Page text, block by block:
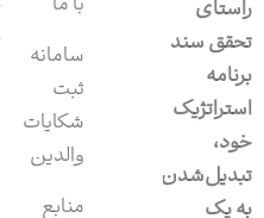
راستای
تحقق سند
برنامه
استراتژیک
خود،
تبدیل‌شدن
به یک
سامانه
ثبت
شکایات
والدین
منابع